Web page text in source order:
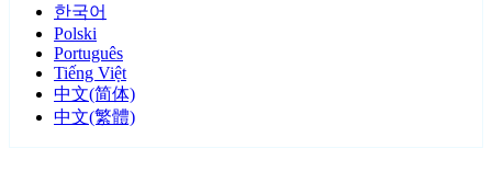
한국어
Polski
Português
Tiếng Việt
中文(简体)
中文(繁體)